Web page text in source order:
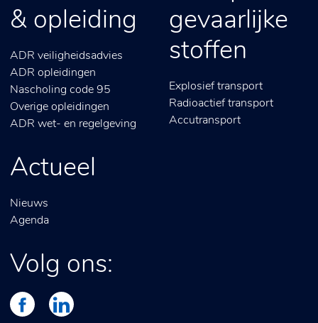
& opleiding
ADR veiligheidsadvies
ADR opleidingen
Nascholing code 95
Overige opleidingen
ADR wet- en regelgeving
gevaarlijke
stoffen
Explosief transport
Radioactief transport
Accutransport
Actueel
Nieuws
Agenda
Volg ons: